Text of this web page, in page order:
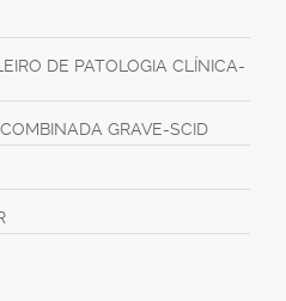
DE PATOLOGIA CLÍNICA-
GRAVE-SCID